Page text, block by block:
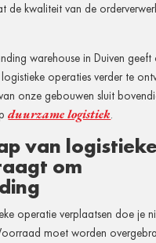
de kwaliteit van de
warehouse in Duiven geeft
operaties verder te
onze gebouwen sluit
duurzame logistiek.
van logistieke
om
operatie verplaatsen doe je
moet worden